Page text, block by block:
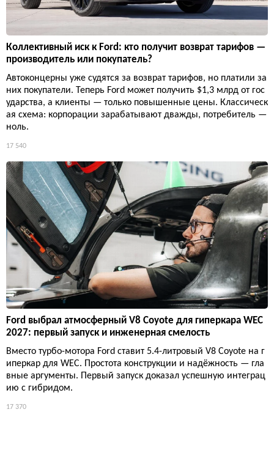
Коллективный иск к Ford: кто получит возврат тарифов —
производитель или покупатель?
Автоконцерны уже судятся за возврат тарифов, но платили за
них покупатели. Теперь Ford может получить $1,3 млрд от гос
ударства, а клиенты — только повышенные цены. Классическ
ая схема: корпорации зарабатывают дважды, потребитель —
ноль.
17 540
Ford выбрал атмосферный V8 Coyote для гиперкара WEC
2027: первый запуск и инженерная смелость
Вместо турбо-мотора Ford ставит 5.4-литровый V8 Coyote на г
иперкар для WEC. Простота конструкции и надёжность — гла
вные аргументы. Первый запуск доказал успешную интеграц
ию с гибридом.
17 370